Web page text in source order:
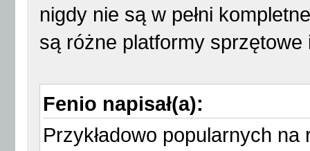
nigdy nie są w pełni
są różne platformy sprzętowe
Fenio napisał(a):
Przykładowo popularnych